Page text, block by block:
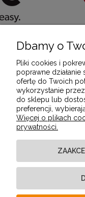
Dbamy o
Pliki cookies i
poprawne
ofertę do Twoich
wykorzystanie
do sklepu lub
preferencji,
Więcej o plikach
prywatności.